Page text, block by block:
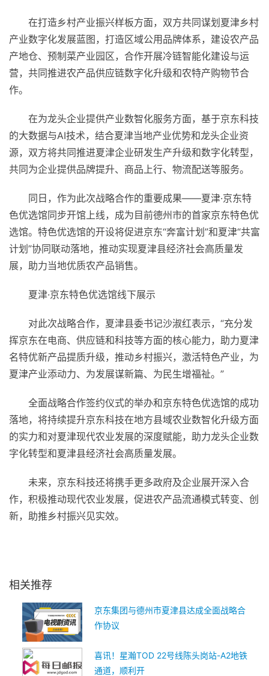
在打造乡村产业振兴样板方面，双方共同谋划夏津乡村
产业数字化发展蓝图，打造区域公用品牌体系，建设农产品
产地仓、预制菜产业园区，合作开展冷链智能化建设与运
营，共同推进农产品供应链数字化升级和农特产购物节合
作。
在为龙头企业提供产业数智化服务方面，基于京东科技
的大数据与AI技术，结合夏津当地产业优势和龙头企业资
源，双方将共同推进夏津企业研发生产升级和数字化转型，
共同为企业提供品牌提升、商品上行、物流配送等服务。
同日，作为此次战略合作的重要成果——夏津·京东特
色优选馆同步开馆上线，成为目前德州市的首家京东特色优
选馆。特色优选馆的开设将促进京东“奔富计划”和夏津“共富
计划”协同联动落地，推动实现夏津县经济社会高质量发
展，助力当地优质农产品销售。
夏津·京东特色优选馆线下展示
对此次战略合作，夏津县委书记沙淑红表示，“充分发
挥京东在电商、供应链和科技等方面的核心能力，助力夏津
名特优新产品提质升级，推动乡村振兴，激活特色产业，为
夏津产业添动力、为发展谋新篇、为民生增福祉。”
全面战略合作签约仪式的举办和京东特色优选馆的成功
落地，将持续提升京东科技在地方县域农业数智化升级方面
的实力和对夏津现代农业发展的深度赋能，助力龙头企业数
字化转型和夏津县经济社会高质量发展。
未来，京东科技还将携手更多政府及企业展开深入合
作，积极推动现代农业发展，促进农产品流通模式转变、创
新，助推乡村振兴见实效。
相关推荐
京东集团与德州市夏津县达成全面战略合
作协议
喜讯！星瀚TOD 22号线陈头岗站-A2地铁
通道，顺利开